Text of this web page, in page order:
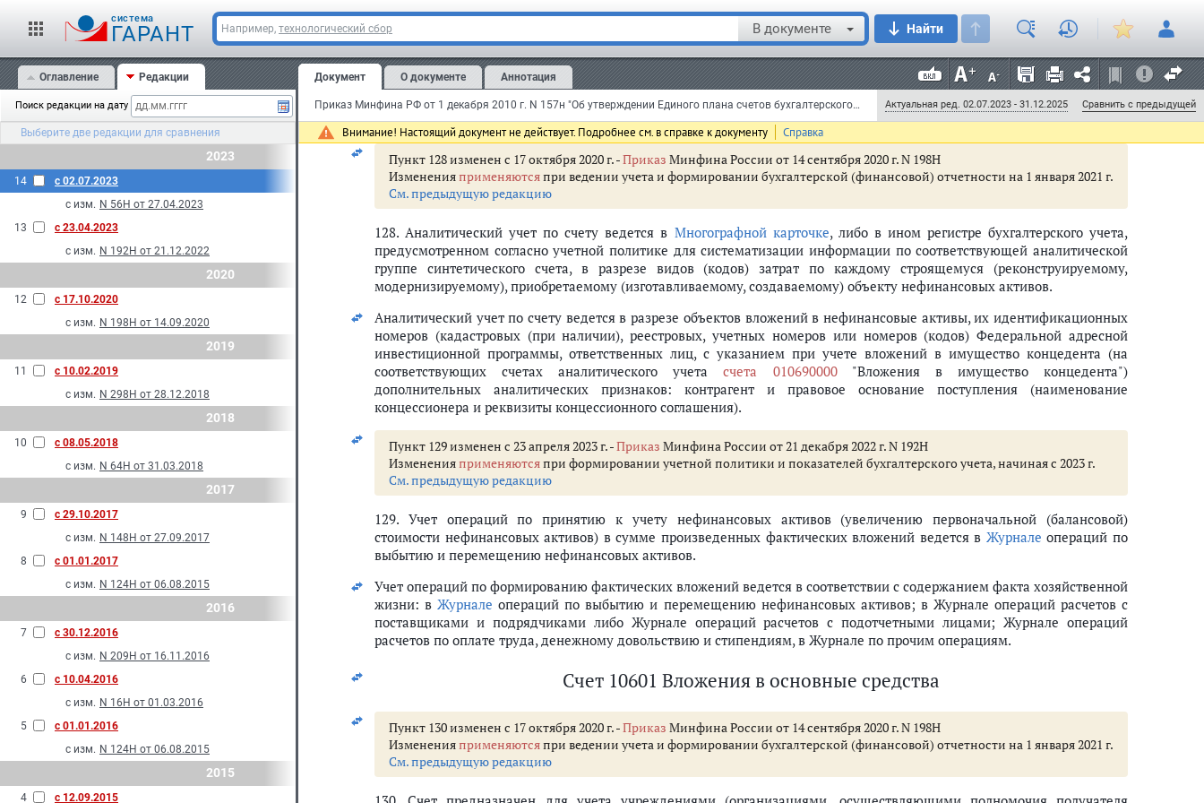
cистема
ГАРАНТ Например, технологический сбор В документе Найти
Оглавление Редакции
Поиск редакции на дату
Выберите две редакции для сравнения
2023
14
с 02.07.2023
с изм. N 56Н от 27.04.2023
13
с 23.04.2023
с изм. N 192Н от 21.12.2022
2020
12
с 17.10.2020
с изм. N 198Н от 14.09.2020
2019
11
с 10.02.2019
с изм. N 298Н от 28.12.2018
2018
10
с 08.05.2018
с изм. N 64Н от 31.03.2018
2017
9
с 29.10.2017
с изм. N 148Н от 27.09.2017
8
с 01.01.2017
с изм. N 124Н от 06.08.2015
2016
7
с 30.12.2016
с изм. N 209Н от 16.11.2016
6
с 10.04.2016
с изм. N 16Н от 01.03.2016
5
с 01.01.2016
с изм. N 124Н от 06.08.2015
2015
4 с 12.09.2015
Документ О документе Аннотация
Приказ Минфина РФ от 1 декабря 2010 г. N 157н "Об утверждении Единого плана счетов бухгалтерского учета для органов государственной власти (государственных органов), органов местного самоуправления, органов управления государственными внебюджетными фондами, государственных академий наук, государственных (муниципальных) учреждений и Инструкции по его применению" (с изменениями и дополнениями) (документ не действует) Актуальная ред. 02.07.2023 - 31.12.2025 Сравнить с предыдущей
Внимание! Настоящий документ не действует. Подробнее см. в справке к документу Справка
1 "Вложения в недвижимое имущество концедента";
2 "Вложения в движимое имущество концедента";
I "Вложения в нематериальные активы концедента";
5 "Вложения в непроизведенные активы концедента".
Пункт 128 изменен с 17 октября 2020 г. -Приказ Минфина России от 14 сентября 2020 г. N 198Н
Измененияприменяютсяпри ведении учета и формировании бухгалтерской (финансовой) отчетности на 1 января 2021 г.
См. предыдущую редакцию
128. Аналитический учет по счету ведется в Многографной карточке, либо в ином регистре бухгалтерского учета,
предусмотренном согласно учетной политике для систематизации информации по соответствующей аналитической
группе синтетического счета, в разрезе видов (кодов) затрат по каждому строящемуся (реконструируемому,
модернизируемому), приобретаемому (изготавливаемому, создаваемому) объекту нефинансовых активов.
Аналитический учет по счету ведется в разрезе объектов вложений в нефинансовые активы, их идентификационных
номеров (кадастровых (при наличии), реестровых, учетных номеров или номеров (кодов) Федеральной адресной
инвестиционной программы, ответственных лиц, с указанием при учете вложений в имущество концедента (на
соответствующих счетах аналитического учетасчета 010690000"Вложения в имущество концедента")
дополнительных аналитических признаков: контрагент и правовое основание поступления (наименование
концессионера и реквизиты концессионного соглашения).
Пункт 129 изменен с 23 апреля 2023 г. -Приказ Минфина России от 21 декабря 2022 г. N 192Н
Измененияприменяютсяпри формировании учетной политики и показателей бухгалтерского учета, начиная с 2023 г.
См. предыдущую редакцию
129. Учет операций по принятию к учету нефинансовых активов (увеличению первоначальной (балансовой)
стоимости нефинансовых активов) в сумме произведенных фактических вложений ведется в Журнале операций по
выбытию и перемещению нефинансовых активов.
Учет операций по формированию фактических вложений ведется в соответствии с содержанием факта хозяйственной
жизни: вЖурнале операций по выбытию и перемещению нефинансовых активов; в Журнале операций расчетов с
поставщиками и подрядчиками либо Журнале операций расчетов с подотчетными лицами; Журнале операций
расчетов по оплате труда, денежному довольствию и стипендиям, в Журнале по прочим операциям.
Счет 10601 Вложения в основные средства
Пункт 130 изменен с 17 октября 2020 г. -Приказ Минфина России от 14 сентября 2020 г. N 198Н
Измененияприменяютсяпри ведении учета и формировании бухгалтерской (финансовой) отчетности на 1 января 2021 г.
См. предыдущую редакцию